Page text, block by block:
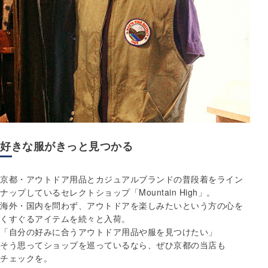
好きな服がきっと見つかる
京都・アウトドア用品とカジュアルブランドの普段着をライン
ナップしているセレクトショップ「Mountain High」。
海外・国内を問わず、アウトドアを楽しみたいという方の心を
くすぐるアイテムを続々と入荷。
「自分の好みに合うアウトドア用品や服を見つけたい」
そう思ってショップを巡っているなら、ぜひ京都の当店も
チェックを。